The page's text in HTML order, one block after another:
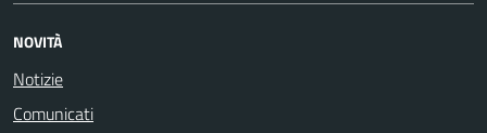
NOVITÀ
Notizie
Comunicati